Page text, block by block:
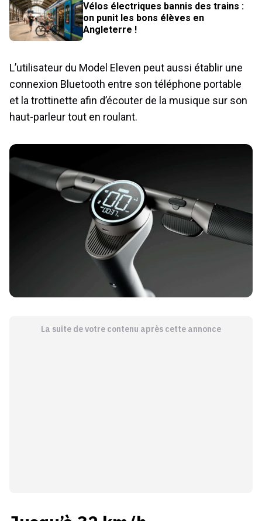
Vélos électriques bannis des trains :
on punit les bons élèves en
Angleterre !
L’utilisateur du Model Eleven peut aussi établir une
connexion Bluetooth entre son téléphone portable
et la trottinette afin d’écouter de la musique sur son
haut-parleur tout en roulant.
La suite de votre contenu après cette annonce